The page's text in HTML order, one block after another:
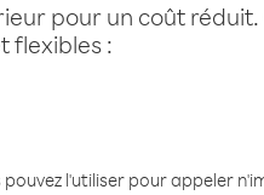
pour un coût réduit.
flexibles :
l'utiliser pour appeler